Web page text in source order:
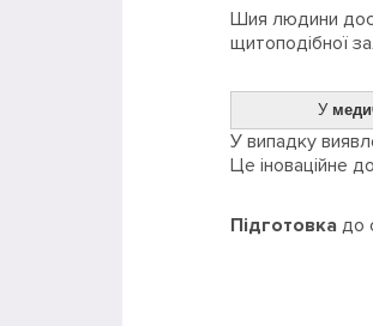
Шия людини
щитоподібної
У
У випадку
Це іноваційне
Підготовка до